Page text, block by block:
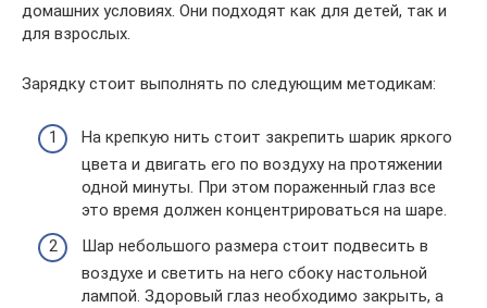
домашних условиях. Они подходят как для детей, так и
для взрослых.
Зарядку стоит выполнять по следующим методикам:
На крепкую нить стоит закрепить шарик яркого
цвета и двигать его по воздуху на протяжении
одной минуты. При этом пораженный глаз все
это время должен концентрироваться на шаре.
Шар небольшого размера стоит подвесить в
воздухе и светить на него сбоку настольной
лампой. Здоровый глаз необходимо закрыть, а